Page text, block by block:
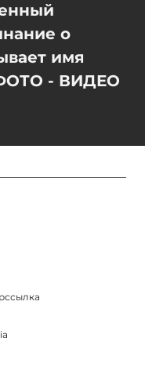
о
имя
- ВИДЕО